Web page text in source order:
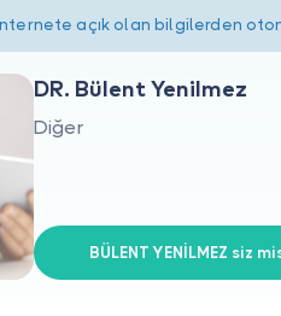
açık olan bilgilerden
DR. Bülent Yenilmez
Diğer
BÜLENT YENİLMEZ siz